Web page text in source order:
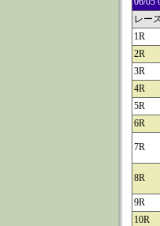
レー
1R
2R
3R
4R
5R
6R
7R
8R
9R
10R